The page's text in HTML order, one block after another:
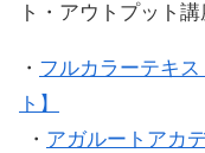
ト・アウトプット
・ フルカラーテキ
ト】
・ アガルートアカ